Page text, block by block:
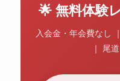
🌟 無料体験
入会金・年会費なし
｜ 尾